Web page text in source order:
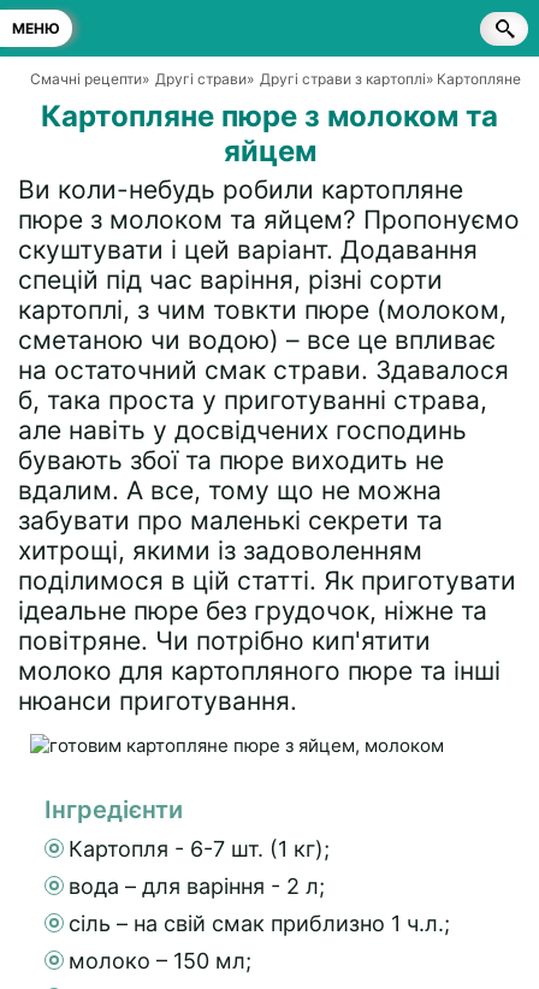
МЕНЮ
Смачні рецепти» Другі страви» Другі страви з картоплі» Картопляне
Картопляне пюре з молоком та
яйцем
Ви коли-небудь робили картопляне
пюре з молоком та яйцем? Пропонуємо
скуштувати і цей варіант. Додавання
спецій під час варіння, різні сорти
картоплі, з чим товкти пюре (молоком,
сметаною чи водою) – все це впливає
на остаточний смак страви. Здавалося
б, така проста у приготуванні страва,
але навіть у досвідчених господинь
бувають збої та пюре виходить не
вдалим. А все, тому що не можна
забувати про маленькі секрети та
хитрощі, якими із задоволенням
поділимося в цій статті. Як приготувати
ідеальне пюре без грудочок, ніжне та
повітряне. Чи потрібно кип'ятити
молоко для картопляного пюре та інші
нюанси приготування.
Інгредієнти
Картопля - 6-7 шт. (1 кг);
вода – для варіння - 2 л;
сіль – на свій смак приблизно 1 ч.л.;
молоко – 150 мл;